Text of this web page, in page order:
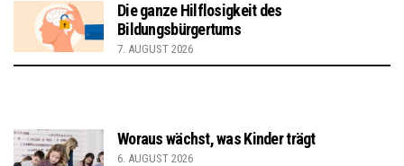
Die ganze Hilflosigkeit des
Bildungsbürgertums
7. AUGUST 2026
Woraus wächst, was Kinder trägt
6. AUGUST 2026